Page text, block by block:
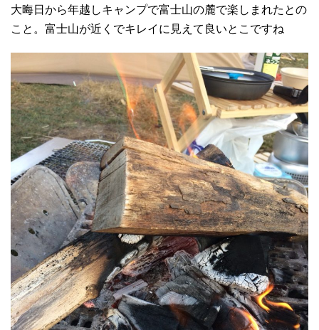
大晦日から年越しキャンプで富士山の麓で楽しまれたとの
こと。富士山が近くでキレイに見えて良いとこですね